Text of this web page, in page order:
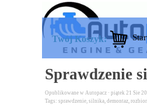
Przejdź do treści
Twój Koszyk:
Sprawdzenie
Opublikowane w Autopacz · piątek 21 Sie
Tags: sprawdzenie, silnika, demontaz,